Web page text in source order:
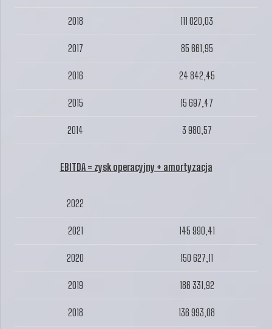
2018 111 020,03
2017 85 661,95
2016 24 842,45
2015 15 697,47
2014 3 980,57
EBITDA = zysk operacyjny + amortyzacja
2022
2021 145 990,41
2020 150 627,11
2019 186 331,92
2018 136 993,08